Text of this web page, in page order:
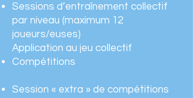
Sessions d’entraînement collectif
par niveau (maximum 12
joueurs/euses)
Application au jeu collectif
Compétitions
Session « extra » de compétitions